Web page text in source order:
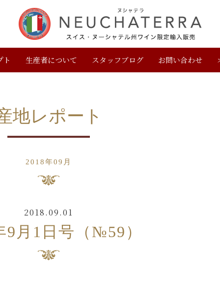
ト 生産者について スタッフブログ お問い合わせ
地レポート
2018年09月
2018.09.01
9月1日号（№59）